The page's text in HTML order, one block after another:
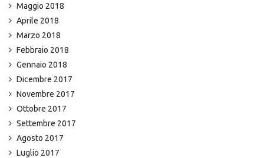
Maggio 2018
Aprile 2018
Marzo 2018
Febbraio 2018
Gennaio 2018
Dicembre 2017
Novembre 2017
Ottobre 2017
Settembre 2017
Agosto 2017
Luglio 2017